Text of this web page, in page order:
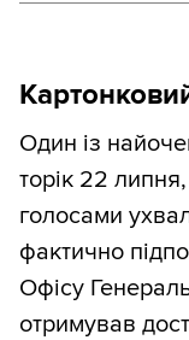
Один із
торік 22
голосами
фактично
Офісу
отримував